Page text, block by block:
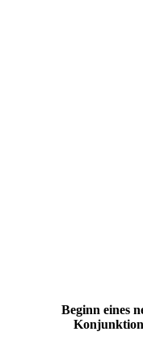
Beginn eines
Konjunktion